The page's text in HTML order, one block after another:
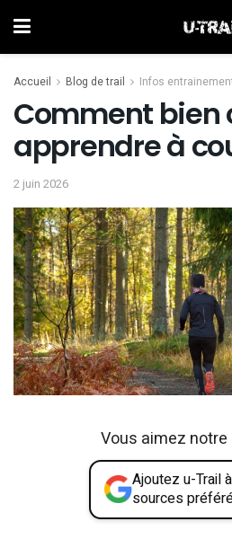
Accueil Blog de trail Infos
Comment bien
apprendre à
2 juin 2026
Vous aimez notre
Ajoutez u-Trail
sources